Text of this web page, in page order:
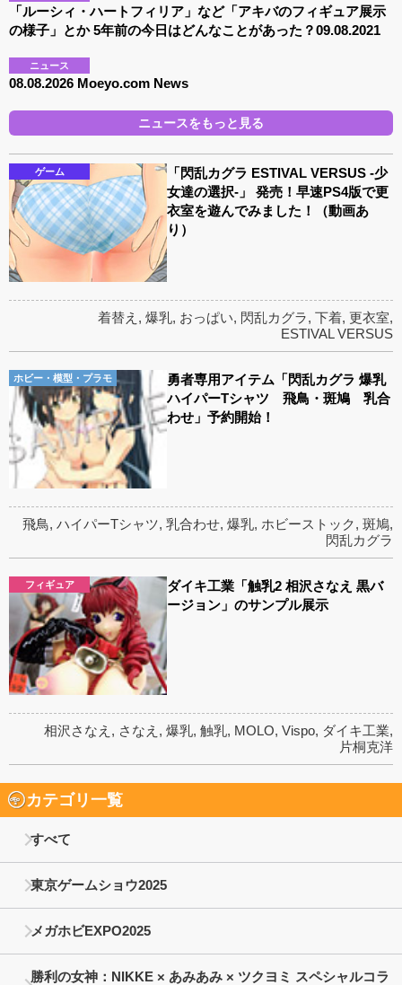
「ルーシィ・ハートフィリア」など「アキバのフィギュア展示
の様子」とか 5年前の今日はどんなことがあった？09.08.2021
ニュース
08.08.2026 Moeyo.com News
ニュースをもっと見る
ゲーム
「閃乱カグラ ESTIVAL VERSUS -少
女達の選択-」 発売！早速PS4版で更
衣室を遊んでみました！（動画あ
り）
着替え , 爆乳, おっぱい, 閃乱カグラ, 下着, 更衣室,
ESTIVAL VERSUS
ホビー・模型・プラモ
勇者専用アイテム「閃乱カグラ 爆乳
ハイパーTシャツ 飛鳥・斑鳩 乳合
わせ」予約開始！
飛鳥, ハイパーTシャツ, 乳合わせ, 爆乳, ホビーストック, 斑鳩,
閃乱カグラ
フィギュア
ダイキ工業「触乳2 相沢さなえ 黒バ
ージョン」のサンプル展示
相沢さなえ , さなえ , 爆乳, 触乳, MOLO, Vispo, ダイキ工業,
片桐克洋
カテゴリ一覧
すべて
東京ゲームショウ2025
メガホビEXPO2025
勝利の女神：NIKKE × あみあみ × ツクヨミ スペシャルコラ